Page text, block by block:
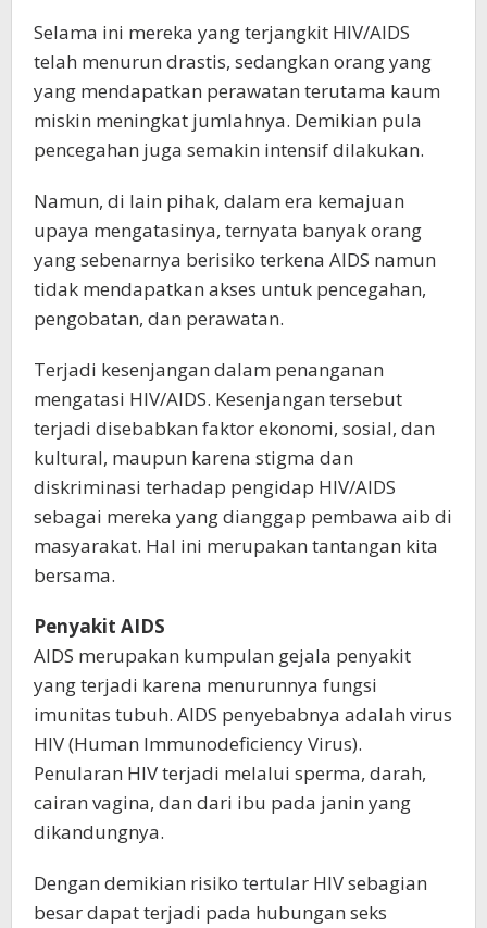
Selama ini mereka yang terjangkit HIV/AIDS
telah menurun drastis, sedangkan orang yang
yang mendapatkan perawatan terutama kaum
miskin meningkat jumlahnya. Demikian pula
pencegahan juga semakin intensif dilakukan.
Namun, di lain pihak, dalam era kemajuan
upaya mengatasinya, ternyata banyak orang
yang sebenarnya berisiko terkena AIDS namun
tidak mendapatkan akses untuk pencegahan,
pengobatan, dan perawatan.
Terjadi kesenjangan dalam penanganan
mengatasi HIV/AIDS. Kesenjangan tersebut
terjadi disebabkan faktor ekonomi, sosial, dan
kultural, maupun karena stigma dan
diskriminasi terhadap pengidap HIV/AIDS
sebagai mereka yang dianggap pembawa aib di
masyarakat. Hal ini merupakan tantangan kita
bersama.
Penyakit AIDS
AIDS merupakan kumpulan gejala penyakit
yang terjadi karena menurunnya fungsi
imunitas tubuh. AIDS penyebabnya adalah virus
HIV (Human Immunodeficiency Virus).
Penularan HIV terjadi melalui sperma, darah,
cairan vagina, dan dari ibu pada janin yang
dikandungnya.
Dengan demikian risiko tertular HIV sebagian
besar dapat terjadi pada hubungan seks